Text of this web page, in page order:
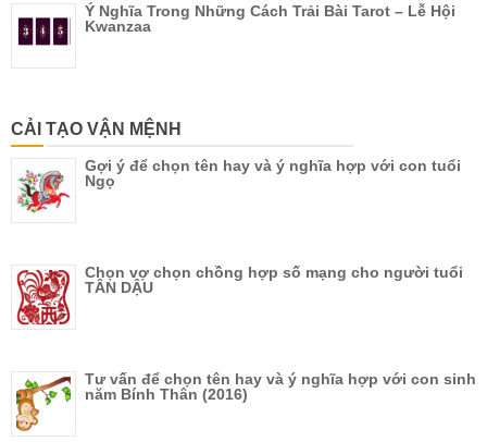
Ý Nghĩa Trong Những Cách Trải Bài Tarot – Lễ Hội
Kwanzaa
CẢI TẠO VẬN MỆNH
Gợi ý để chọn tên hay và ý nghĩa hợp với con tuổi
Ngọ
Chọn vợ chọn chồng hợp số mạng cho người tuổi
TÂN DẬU
Tư vấn để chọn tên hay và ý nghĩa hợp với con sinh
năm Bính Thân (2016)